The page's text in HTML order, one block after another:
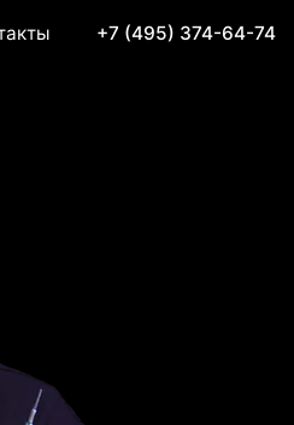
+7 (495) 374-64-74